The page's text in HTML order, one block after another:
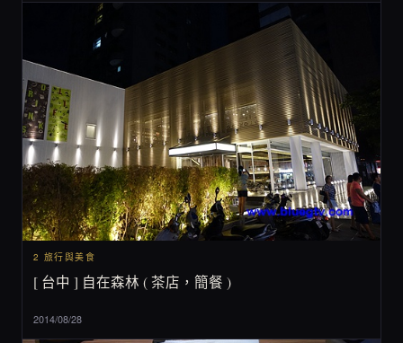
2 旅行與美食
[ 台中 ] 自在森林 ( 茶店，簡餐 )
2014/08/28